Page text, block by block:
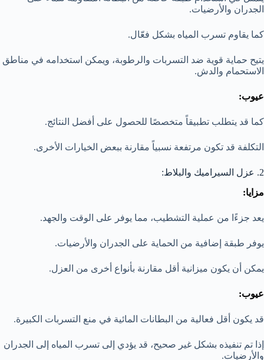
الجدران والأرضيات.
كما يقاوم تسرب المياه بشكل فعّال.
يتيح حماية قوية ضد التسربات والرطوبة، ويمكن استخدامه في مناطق
الاستحمام والدش.
عيوب:
كما قد يتطلب تطبيقاً متخصصًا للحصول على أفضل النتائج.
التكلفة قد تكون مرتفعة نسبياً مقارنة ببعض الخيارات الأخرى.
2. عزل السيراميك والبلاط:
مزايا:
يعد جزءًا من عملية التشطيب، مما يوفر على الوقت والجهد.
يوفر طبقة إضافية من الحماية على الجدران والأرضيات.
يمكن أن يكون ميزانية أقل مقارنة بأنواع أخرى من العزل.
عيوب:
قد يكون أقل فعالية من البطانات المائية في منع التسربات الكبيرة.
إذا تم تنفيذه بشكل غير صحيح، قد يؤدي إلى تسرب المياه إلى الجدران
والأرضيات.